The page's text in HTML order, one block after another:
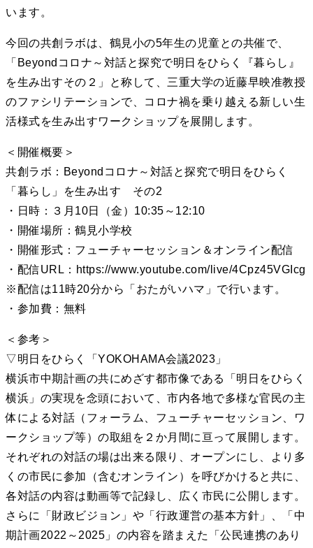
います。
今回の共創ラボは、鶴見小の5年生の児童との共催で、
「Beyondコロナ～対話と探究で明日をひらく『暮らし』
を生み出すその２」と称して、三重大学の近藤早映准教授
のファシリテーションで、コロナ禍を乗り越える新しい生
活様式を生み出すワークショップを展開します。
＜開催概要＞
共創ラボ：Beyondコロナ～対話と探究で明日をひらく
「暮らし」を生み出す その2
・日時：３月10日（金）10:35～12:10
・開催場所：鶴見小学校
・開催形式：フューチャーセッション＆オンライン配信
・配信URL：https://www.youtube.com/live/4Cpz45VGIcg
※配信は11時20分から「おたがいハマ」で行います。
・参加費：無料
＜参考＞
▽明日をひらく「YOKOHAMA会議2023」
横浜市中期計画の共にめざす都市像である「明日をひらく
横浜」の実現を念頭において、市内各地で多様な官民の主
体による対話（フォーラム、フューチャーセッション、ワ
ークショップ等）の取組を２か月間に亘って展開します。
それぞれの対話の場は出来る限り、オープンにし、より多
くの市民に参加（含むオンライン）を呼びかけると共に、
各対話の内容は動画等で記録し、広く市民に公開します。
さらに「財政ビジョン」や「行政運営の基本方針」、「中
期計画2022～2025」の内容を踏まえた「公民連携のあり